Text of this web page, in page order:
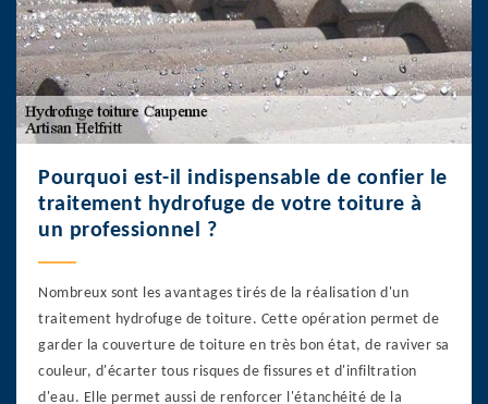
Pourquoi est-il indispensable de confier le
traitement hydrofuge de votre toiture à
un professionnel ?
Nombreux sont les avantages tirés de la réalisation d'un
traitement hydrofuge de toiture. Cette opération permet de
garder la couverture de toiture en très bon état, de raviver sa
couleur, d'écarter tous risques de fissures et d'infiltration
d'eau. Elle permet aussi de renforcer l'étanchéité de la